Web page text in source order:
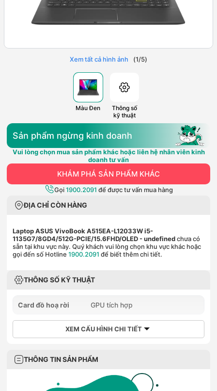
Xem tất cả hình ảnh (1/5)
Màu Đen
Thông số
kỹ thuật
Sản phẩm ngừng kinh doanh
Vui lòng chọn mua sản phẩm khác hoặc liên hệ nhân viên kinh
doanh tư vấn
KHÁM PHÁ SẢN PHẨM KHÁC
Gọi1900.2091 để được tư vấn mua hàng
ĐỊA CHỈ CÒN HÀNG
Laptop ASUS VivoBook A515EA-L12033W i5-
1135G7/8GD4/512G-PCIE/15.6FHD/OLED - undefinedchưa có
sẵn tại khu vực này. Quý khách vui lòng chọn khu vực khác hoặc
gọi đến số Hotline 1900.2091 để biết thêm chi tiết.
THÔNG SỐ KỸ THUẬT
Card đồ hoạ rời GPU tích hợp
XEM CẤU HÌNH CHI TIẾT
THÔNG TIN SẢN PHẨM